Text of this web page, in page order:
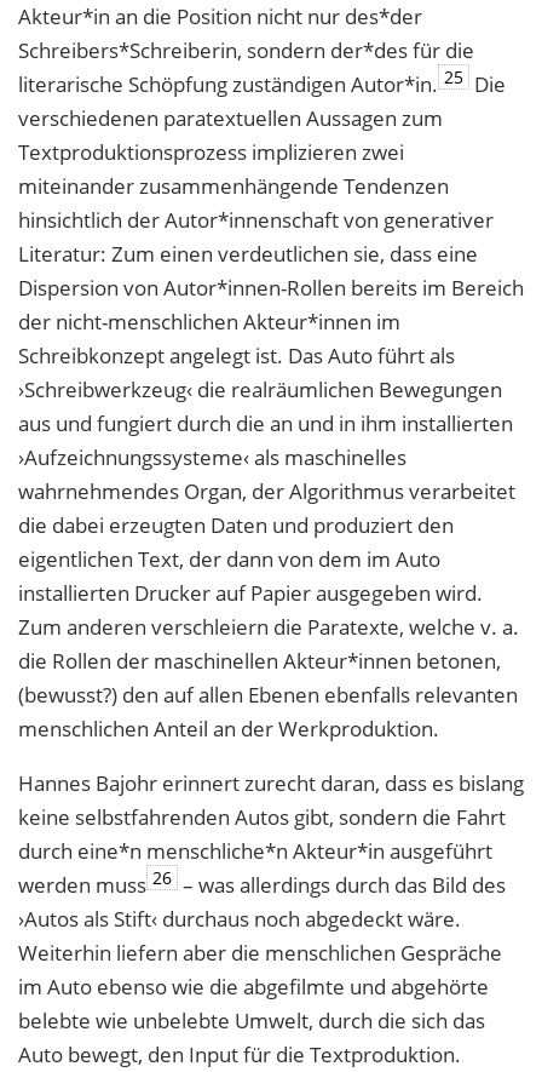
Akteur*in an die Position nicht nur des*der
Schreibers*Schreiberin, sondern der*des für die
literarische Schöpfung zuständigen Autor*in. 25 Die
verschiedenen paratextuellen Aussagen zum
Textproduktionsprozess implizieren zwei
miteinander zusammenhängende Tendenzen
hinsichtlich der Autor*innenschaft von generativer
Literatur: Zum einen verdeutlichen sie, dass eine
Dispersion von Autor*innen-Rollen bereits im Bereich
der nicht-menschlichen Akteur*innen im
Schreibkonzept angelegt ist. Das Auto führt als
›Schreibwerkzeug‹ die realräumlichen Bewegungen
aus und fungiert durch die an und in ihm installierten
›Aufzeichnungssysteme‹ als maschinelles
wahrnehmendes Organ, der Algorithmusverarbeitet
die dabei erzeugten Daten und produziert den
eigentlichen Text, der dann von dem im Auto
installierten Drucker auf Papier ausgegeben wird.
Zum anderen verschleiern die Paratexte, welche v. a.
die Rollen der maschinellen Akteur*innen betonen,
(bewusst?) den auf allen Ebenen ebenfalls relevanten
menschlichen Anteil an der Werkproduktion.
Hannes Bajohr erinnert zurecht daran, dass es bislang
keine selbstfahrenden Autos gibt, sondern die Fahrt
durch eine*n menschliche*n Akteur*in ausgeführt
werden muss 26 – was allerdings durch das Bild des
›Autos als Stift‹ durchaus noch abgedeckt wäre.
Weiterhin liefern aber die menschlichen Gespräche
im Auto ebenso wie die abgefilmte und abgehörte
belebte wie unbelebte Umwelt, durch die sich das
Auto bewegt, den Input für die Textproduktion.